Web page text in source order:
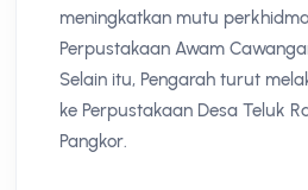
meningkatkan mutu
Perpustakaan Awam
Selain itu, Pengarah turut
ke Perpustakaan Desa Teluk
Pangkor.